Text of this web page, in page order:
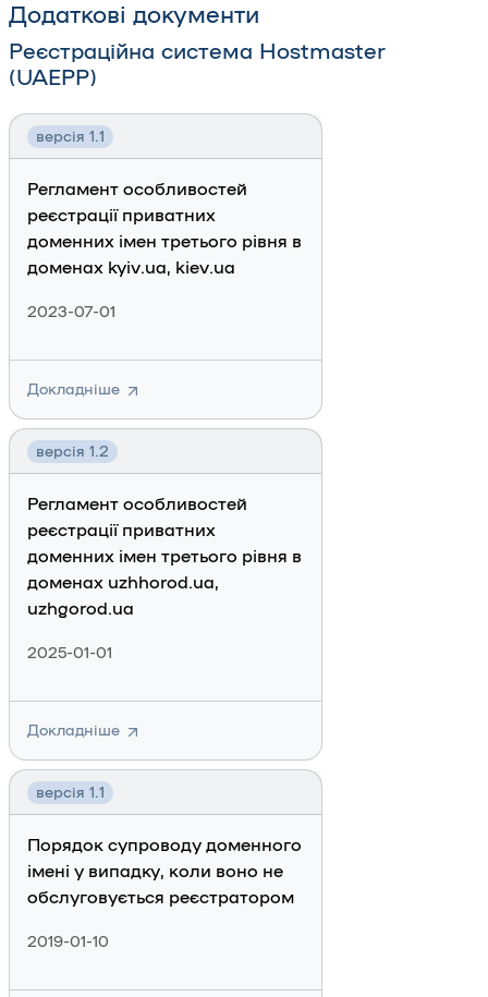
Додаткові документи
Реєстраційна система Hostmaster
(UAEPP)
версія 1.1
Регламент особливостей
реєстрації приватних
доменних імен третього рівня в
доменах kyiv.ua, kiev.ua
2023-07-01
Докладніше
версія 1.2
Регламент особливостей
реєстрації приватних
доменних імен третього рівня в
доменах uzhhorod.ua,
uzhgorod.ua
2025-01-01
Докладніше
версія 1.1
Порядок супроводу доменного
імені у випадку, коли воно не
обслуговується реєстратором
2019-01-10